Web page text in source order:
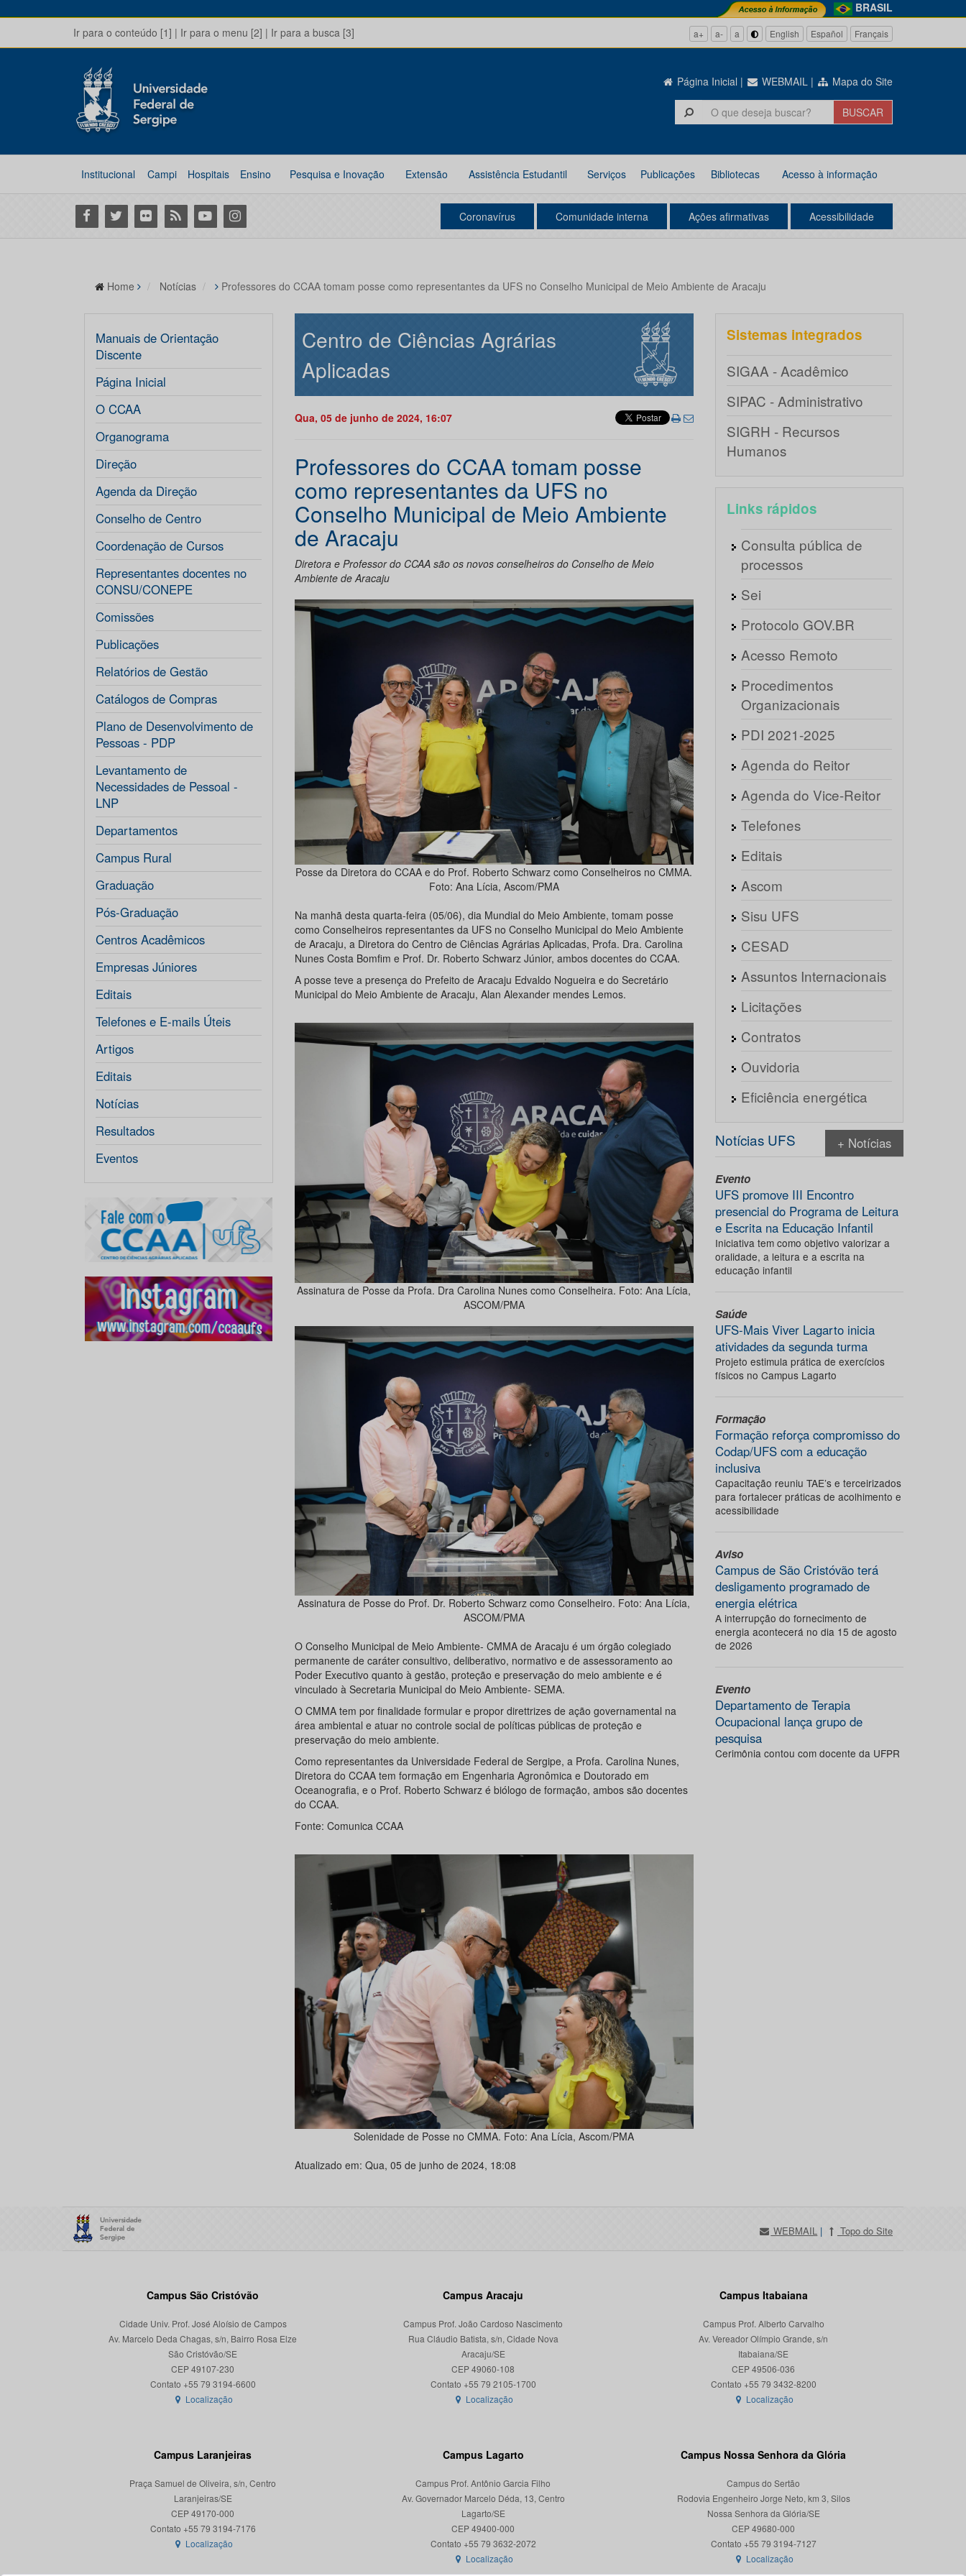
BRASIL
Ir para o conteúdo [1] | Ir para o menu [2] | Ir para a busca [3] a+ a- a English Español Français
Página Inicial | WEBMAIL | Mapa do Site
Institucional Campi Hospitais Ensino Pesquisa e Inovação Extensão Assistência Estudantil Serviços Publicações Bibliotecas Acesso à informação
Facebook
Twitter Flickr RSS YoutubeInstagram Coronavírus Comunidade interna Ações afirmativas Acessibilidade
Home Notícias Professores do CCAA tomam posse como representantes da UFS no Conselho Municipal de Meio Ambiente de Aracaju
Manuais de Orientação
Discente
Página Inicial
O CCAA
Organograma
Direção
Agenda da Direção
Conselho de Centro
Coordenação de Cursos
Representantes docentes no
CONSU/CONEPE
Comissões
Publicações
Relatórios de Gestão
Catálogos de Compras
Plano de Desenvolvimento de
Pessoas - PDP
Levantamento de
Necessidades de Pessoal -
LNP
Departamentos
Campus Rural
Graduação
Pós-Graduação
Centros Acadêmicos
Empresas Júniores
Editais
Telefones e E-mails Úteis
Artigos
Editais
Notícias
Resultados
Eventos
Centro de Ciências Agrárias
Aplicadas
Qua, 05 de junho de 2024, 16:07
Professores do CCAA tomam posse
como representantes da UFS no
Conselho Municipal de Meio Ambiente
de Aracaju
Diretora e Professor do CCAA são os novos conselheiros do Conselho de Meio
Ambiente de Aracaju
Posse da Diretora do CCAA e do Prof. Roberto Schwarz como Conselheiros no CMMA.
Foto: Ana Lícia, Ascom/PMA
Na manhã desta quarta-feira (05/06), dia Mundial do Meio Ambiente, tomam posse
como Conselheiros representantes da UFS no Conselho Municipal do Meio Ambiente
de Aracaju, a Diretora do Centro de Ciências Agrárias Aplicadas, Profa. Dra. Carolina
Nunes Costa Bomfim e Prof. Dr. Roberto Schwarz Júnior, ambos docentes do CCAA.
A posse teve a presença do Prefeito de Aracaju Edvaldo Nogueira e do Secretário
Municipal do Meio Ambiente de Aracaju, Alan Alexander mendes Lemos.
Assinatura de Posse da Profa. Dra Carolina Nunes como Conselheira. Foto: Ana Lícia,
ASCOM/PMA
Assinatura de Posse do Prof. Dr. Roberto Schwarz como Conselheiro. Foto: Ana Lícia,
ASCOM/PMA
O Conselho Municipal de Meio Ambiente- CMMA de Aracaju é um órgão colegiado
permanente de caráter consultivo, deliberativo, normativo e de assessoramento ao
Poder Executivo quanto à gestão, proteção e preservação do meio ambiente e é
vinculado à Secretaria Municipal do Meio Ambiente- SEMA.
O CMMA tem por finalidade formular e propor direttrizes de ação governamental na
área ambiental e atuar no controle social de políticas públicas de proteção e
preservação do meio ambiente.
Como representantes da Universidade Federal de Sergipe, a Profa. Carolina Nunes,
Diretora do CCAA tem formação em Engenharia Agronômica e Doutorado em
Oceanografia, e o Prof. Roberto Schwarz é biólogo de formação, ambos são docentes
do CCAA.
Fonte: Comunica CCAA
Solenidade de Posse no CMMA. Foto: Ana Lícia, Ascom/PMA
Atualizado em: Qua, 05 de junho de 2024, 18:08
Sistemas integrados
SIGAA - Acadêmico
SIPAC - Administrativo
SIGRH - Recursos
Humanos
Links rápidos
Consulta pública de
processos
Sei
Protocolo GOV.BR
Acesso Remoto
Procedimentos
Organizacionais
PDI 2021-2025
Agenda do Reitor
Agenda do Vice-Reitor
Telefones
Editais
Ascom
Sisu UFS
CESAD
Assuntos Internacionais
Licitações
Contratos
Ouvidoria
Eficiência energética
Notícias UFS + Notícias
Evento
UFS promove III Encontro
presencial do Programa de Leitura
e Escrita na Educação Infantil
Iniciativa tem como objetivo valorizar a
oralidade, a leitura e a escrita na
educação infantil
Saúde
UFS-Mais Viver Lagarto inicia
atividades da segunda turma
Projeto estimula prática de exercícios
físicos no Campus Lagarto
Formação
Formação reforça compromisso do
Codap/UFS com a educação
inclusiva
Capacitação reuniu TAE’s e terceirizados
para fortalecer práticas de acolhimento e
acessibilidade
Aviso
Campus de São Cristóvão terá
desligamento programado de
energia elétrica
A interrupção do fornecimento de
energia acontecerá no dia 15 de agosto
de 2026
Evento
Departamento de Terapia
Ocupacional lança grupo de
pesquisa
Cerimônia contou com docente da UFPR
WEBMAIL | Topo do Site
Campus São Cristóvão
Cidade Univ. Prof. José Aloísio de Campos
Av. Marcelo Deda Chagas, s/n, Bairro Rosa Elze
São Cristóvão/SE
CEP 49107-230
Localização
Campus Aracaju
Campus Prof. João Cardoso Nascimento
Rua Cláudio Batista, s/n, Cidade Nova
Aracaju/SE
CEP 49060-108
Localização
Campus Itabaiana
Campus Prof. Alberto Carvalho
Av. Vereador Olímpio Grande, s/n
Itabaiana/SE
CEP 49506-036
Localização
Campus Laranjeiras
Praça Samuel de Oliveira, s/n, Centro
Laranjeiras/SE
CEP 49170-000
Localização
Campus Lagarto
Campus Prof. Antônio Garcia Filho
Av. Governador Marcelo Déda, 13, Centro
Lagarto/SE
CEP 49400-000
Localização
Campus Nossa Senhora da Glória
Campus do Sertão
Rodovia Engenheiro Jorge Neto, km 3, Silos
Nossa Senhora da Glória/SE
CEP 49680-000
Contato +55 79 3194-7127
Localização